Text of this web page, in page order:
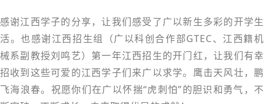
感谢江西学子的分享，让我们感受了广以新生多彩的开学生
活。也感谢江西招生组（广以科创合作部GTEC、 江西籍机
械系副教授刘鸣艺）第一年江西招生的开门红，让我们有幸
招收到这些可爱的江西学子们来广以求学。鹰击天风壮，鹏
飞海浪春。祝愿你们在广以怀揣“虎刺怕”的胆识和勇气，不